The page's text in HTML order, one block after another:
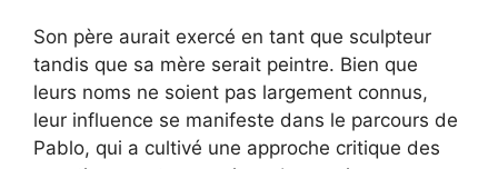
Son père aurait exercé en tant que sculpteur
tandis que sa mère serait peintre. Bien que
leurs noms ne soient pas largement connus,
leur influence se manifeste dans le parcours de
Pablo, qui a cultivé une approche critique des